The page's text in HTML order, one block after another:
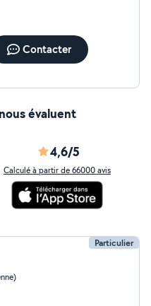
Contacter
évaluent
4,6/5
Calculé à partir de 66000 avis
Particulier